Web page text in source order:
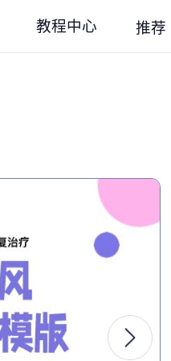
教程中心 推荐